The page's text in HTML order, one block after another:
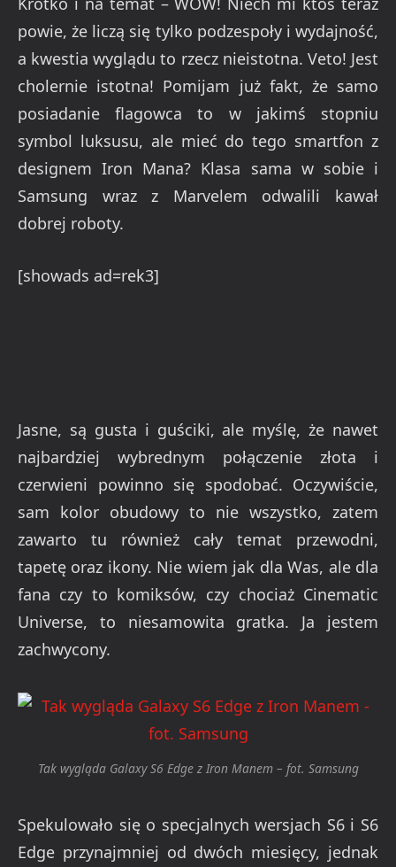
powie, że liczą się tylko podzespoły i wydajność,
a kwestia wyglądu to rzecz nieistotna. Veto! Jest
cholernie istotna! Pomijam już fakt, że samo
posiadanie flagowca to w jakimś stopniu
symbol luksusu, ale mieć do tego smartfon z
designem Iron Mana? Klasa sama w sobie i
Samsung wraz z Marvelem odwalili kawał
dobrej roboty.
[showads ad=rek3]
Jasne, są gusta i guściki, ale myślę, że nawet
najbardziej wybrednym połączenie złota i
czerwieni powinno się spodobać. Oczywiście,
sam kolor obudowy to nie wszystko, zatem
zawarto tu również cały temat przewodni,
tapetę oraz ikony. Nie wiem jak dla Was, ale dla
fana czy to komiksów, czy chociaż Cinematic
Universe, to niesamowita gratka. Ja jestem
zachwycony.
Tak wygląda Galaxy S6 Edge z Iron Manem – fot. Samsung
Spekulowało się o specjalnych wersjach S6 i S6
Edge przynajmniej od dwóch miesięcy, jednak